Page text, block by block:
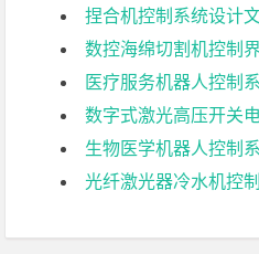
捏合机控制系统设计
数控海绵切割机控制
医疗服务机器人控制
数字式激光高压开关
生物医学机器人控制
光纤激光器冷水机控